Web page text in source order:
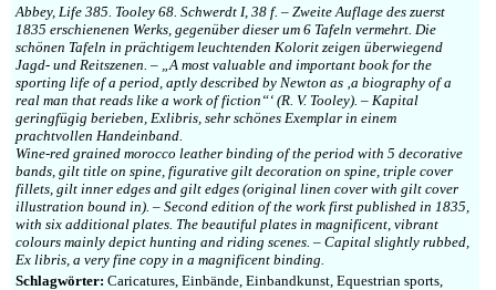
Abbey, Life 385. Tooley 68. Schwerdt I, 38 f. – Zweite Auflage des zuerst
1835 erschienenen Werks, gegenüber dieser um 6 Tafeln vermehrt. Die
schönen Tafeln in prächtigem leuchtenden Kolorit zeigen überwiegend
Jagd- und Reitszenen. – „A most valuable and important book for the
sporting life of a period, aptly described by Newton as ‚a biography of a
real man that reads like a work of fiction“‘ (R. V. Tooley). – Kapital
geringfügig berieben, Exlibris, sehr schönes Exemplar in einem
prachtvollen Handeinband.
Wine-red grained morocco leather binding of the period with 5 decorative
bands, gilt title on spine, figurative gilt decoration on spine, triple cover
fillets, gilt inner edges and gilt edges (original linen cover with gilt cover
illustration bound in). – Second edition of the work first published in 1835,
with six additional plates. The beautiful plates in magnificent, vibrant
colours mainly depict hunting and riding scenes. – Capital slightly rubbed,
Ex libris, a very fine copy in a magnificent binding.
Schlagwörter: Caricatures, Einbände, Einbandkunst, Equestrian sports,